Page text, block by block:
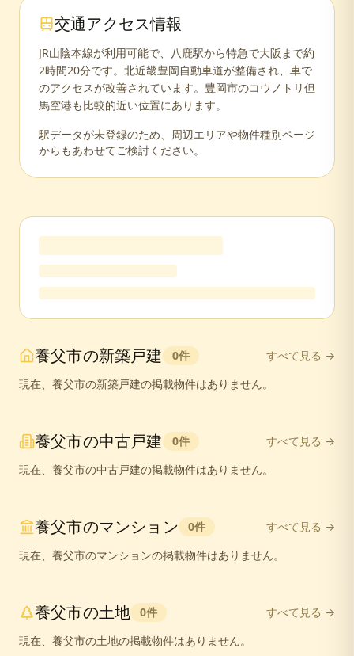
交通アクセス情報
JR山陰本線が利用可能で、八鹿駅から特急で大阪まで約
2時間20分です。北近畿豊岡自動車道が整備され、車で
のアクセスが改善されています。豊岡市のコウノトリ但
馬空港も比較的近い位置にあります。
駅データが未登録のため、周辺エリアや物件種別ページ
からもあわせてご検討ください。
養父市の新築戸建 0件
すべて見る →
現在、 養父市の新築戸建の掲載物件はありません。
養父市の中古戸建 0件
すべて見る →
現在、 養父市の中古戸建の掲載物件はありません。
養父市のマンション 0件
すべて見る →
現在、 養父市のマンションの掲載物件はありません。
養父市の土地 0件
すべて見る →
現在、 養父市の土地の掲載物件はありません。